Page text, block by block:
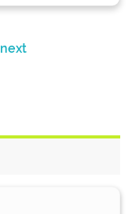
next